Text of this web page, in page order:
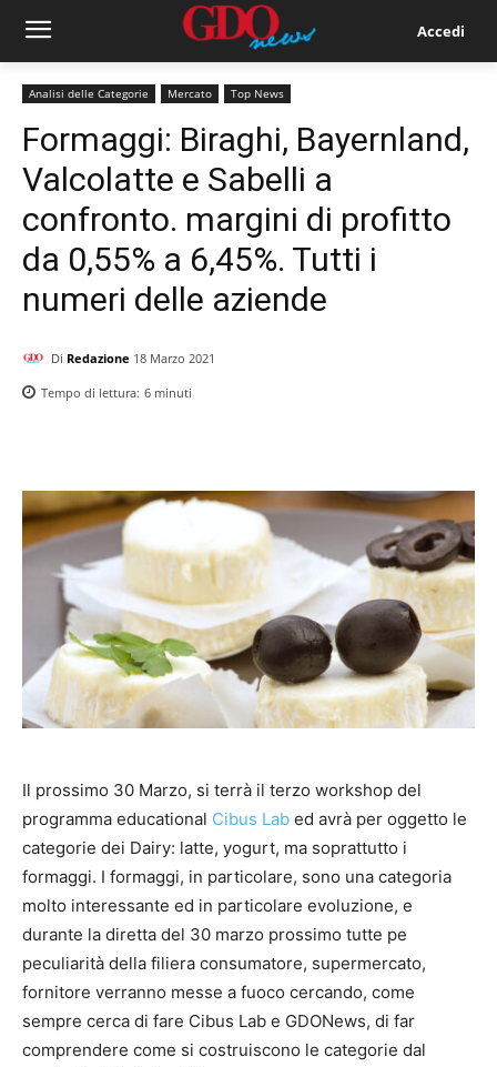
Accedi
Analisi delle Categorie Mercato Top News
Formaggi: Biraghi, Bayernland,
Valcolatte e Sabelli a
confronto. margini di profitto
da 0,55% a 6,45%. Tutti i
numeri delle aziende
Di Redazione 18 Marzo 2021
Tempo di lettura: 6 minuti
Il prossimo 30 Marzo, si terrà il terzo workshop del
programma educational Cibus Lab ed avrà per oggetto le
categorie dei Dairy: latte, yogurt, ma soprattutto i
formaggi. I formaggi, in particolare, sono una categoria
molto interessante ed in particolare evoluzione, e
durante la diretta del 30 marzo prossimo tutte pe
peculiarità della filiera consumatore, supermercato,
fornitore verranno messe a fuoco cercando, come
sempre cerca di fare Cibus Lab e GDONews, di far
comprendere come si costruiscono le categorie dal